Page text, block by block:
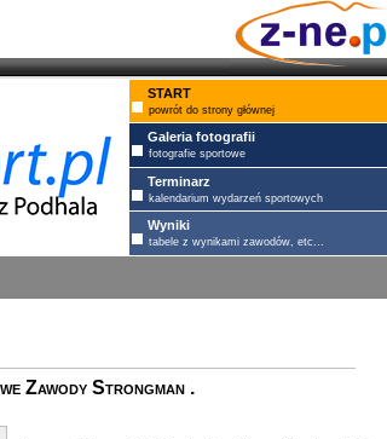
START
powrót do strony głównej
Galeria fotografii
fotografie sportowe
Terminarz
kalendarium wydarzeń sportowych
Wyniki
tabele z wynikami zawodów, etc...
Zawody Strongman .